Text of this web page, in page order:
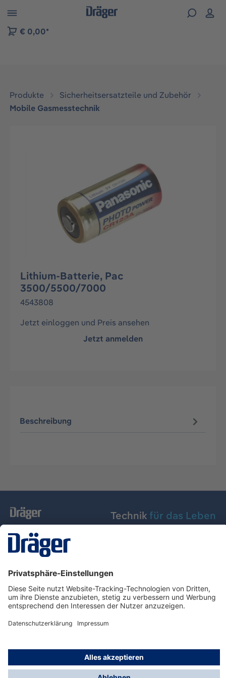
der B2B-Plattform springen
€ 0,00*
Produkte
Sicherheitsersatzteile und Zubehör
Mobile Gasmesstechnik
Lithium-Batterie, Pac
3500/5500/7000
4543808
Jetzt einloggen und Preis ansehen
Jetzt anmelden
Beschreibung
Technik für das Leben
Dräger Austria GmbH
Über Dräger
Informationen
© Dräger Austria GmbH, 2024
* Alle Preise exkl. gesetzl. Mehrwertsteuer zzgl.